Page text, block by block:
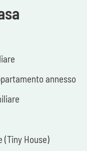
annesso
(Tiny House)